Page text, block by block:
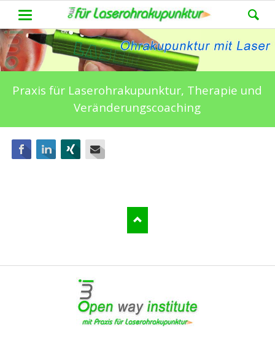
Praxis für Laserohrakupunktur, Therapie und
Veränderungscoaching
FacebookLinkedIn Xing